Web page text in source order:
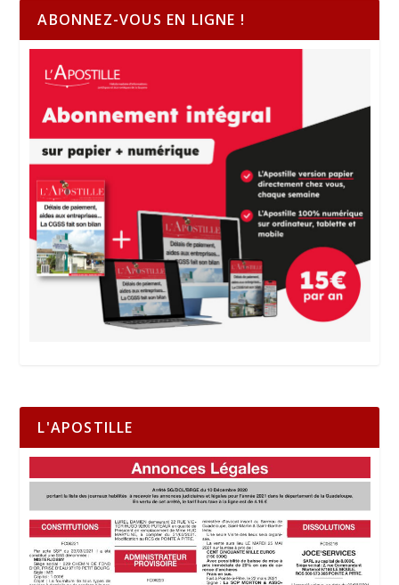
ABONNEZ-VOUS EN LIGNE !
L'APOSTILLE